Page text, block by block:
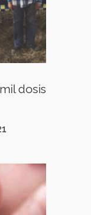
dosis